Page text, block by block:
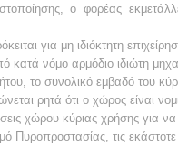
ο φορέας
για μη ιδιόκτητη
κατά νόμο αρμόδιο ιδιώτη
το συνολικό εμβαδό του
ρητά ότι ο χώρος είναι
χώρου κύριας χρήσης για
Πυροπροστασίας, τις εκάστοτε